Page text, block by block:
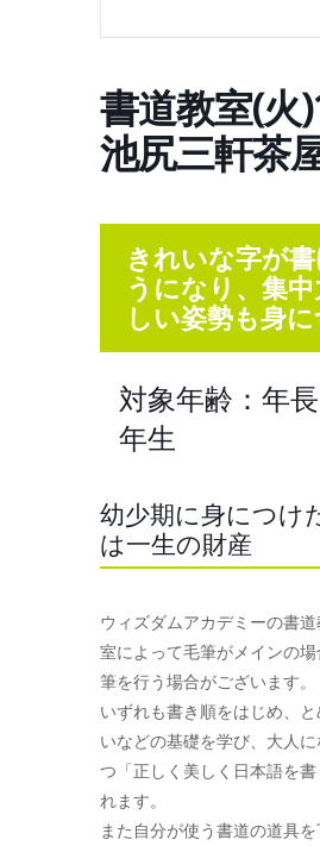
書道教室(火
池尻三軒茶
きれいな字が
うになり、集
しい姿勢も身に
対象年齢：年
年生
幼少期に身につけ
は一生の財産
ウィズダムアカデミーの書
室によって毛筆がメインの
筆を行う場合がございます。
いずれも書き順をはじめ、
いなどの基礎を学び、大人
つ「正しく美しく日本語を
れます。
また自分が使う書道の道具